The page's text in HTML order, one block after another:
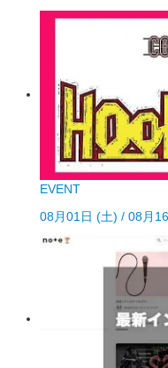
EVENT
08月01日 (土) / 08月